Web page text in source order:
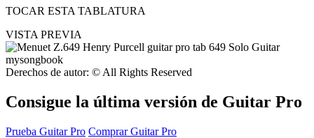
TOCAR ESTA TABLATURA
VISTA PREVIA
Derechos de autor: © All Rights Reserved
Consigue la última versión de Guitar Pro
Prueba Guitar Pro Comprar Guitar Pro